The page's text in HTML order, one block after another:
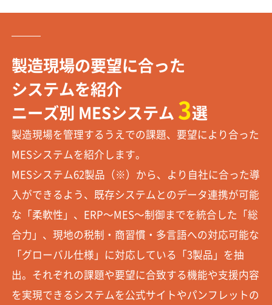
製造現場の要望に合った
システムを紹介
ニーズ別 MESシステム 3選
製造現場を管理するうえでの課題、要望により合った
MESシステムを紹介します。
MESシステム62製品（※）から、より自社に合った導
入ができるよう、既存システムとのデータ連携が可能
な「柔軟性」、ERP～MES～制御までを統合した「総
合力」、現地の税制・商習慣・多言語への対応可能な
「グローバル仕様」に対応している「3製品」を抽
出。それぞれの課題や要望に合致する機能や支援内容
を実現できるシステムを公式サイトやパンフレットの